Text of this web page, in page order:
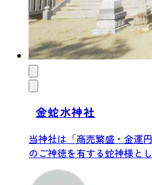
金蛇水神社
当神社は「商売繁盛・金運
のご神徳を有する蛇神様と
め東北...